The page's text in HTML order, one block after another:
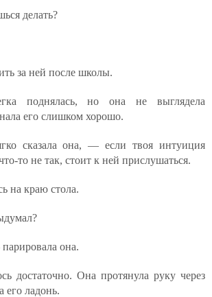
делать?
за ней после школы.
поднялась, но она не выглядела
его слишком хорошо.
сказала она, — если твоя интуиция
то не так, стоит к ней прислушаться.
на краю стола.
она.
достаточно. Она протянула руку через
его ладонь.